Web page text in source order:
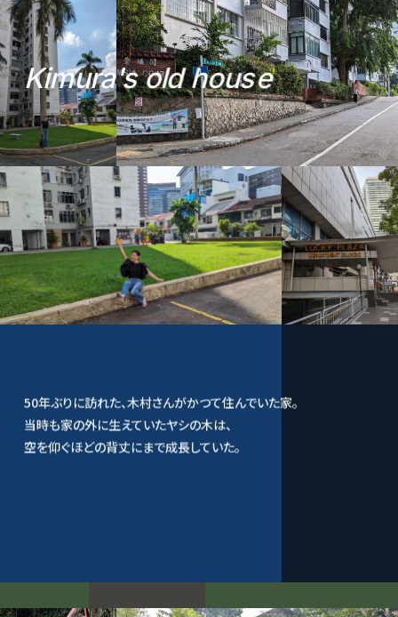
Kimura'soldhouse
50年ぶりに訪れた、木村さんがかつて住んでいた家。
当時も家の外に生えていたヤシの木は、
空を仰ぐほどの背丈にまで成長していた。